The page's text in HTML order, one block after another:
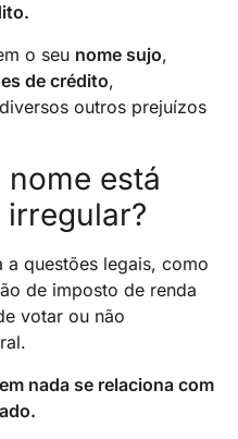
o seu nome sujo,
de crédito,
outros prejuízos
está
irregular?
a questões legais, como
de imposto de renda
votar ou não
nada se relaciona com